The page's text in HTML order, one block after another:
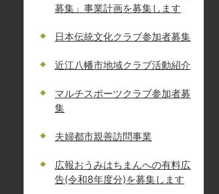
募集」事業計画を募集します
日本伝統文化クラブ参加者募集
近江八幡市地域クラブ活動紹介
マルチスポーツクラブ参加者募
集
夫婦都市親善訪問事業
広報おうみはちまんへの有料広
告(令和8年度分)を募集します